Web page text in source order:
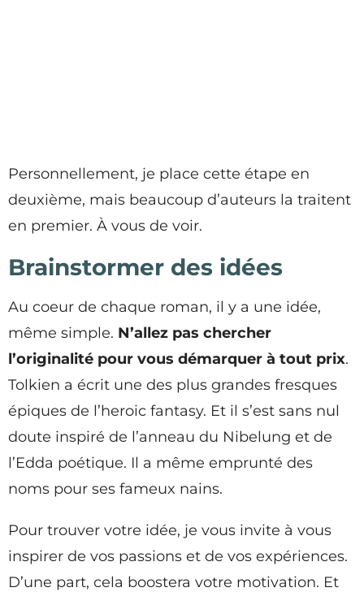
Personnellement, je place cette étape en
deuxième, mais beaucoup d’auteurs la traitent
en premier. À vous de voir.
Brainstormer des idées
Au coeur de chaque roman, il y a une idée,
même simple. N’allez pas chercher
l’originalité pour vous démarquer à tout prix.
Tolkien a écrit une des plus grandes fresques
épiques de l’heroic fantasy. Et il s’est sans nul
doute inspiré de l’anneau du Nibelung et de
l’Edda poétique. Il a même emprunté des
noms pour ses fameux nains.
Pour trouver votre idée, je vous invite à vous
inspirer de vos passions et de vos expériences.
D’une part, cela boostera votre motivation. Et